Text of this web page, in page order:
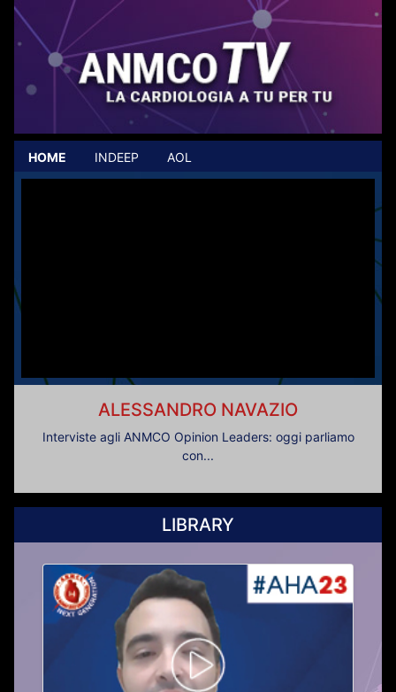
HOME INDEEP AOL
ALESSANDRO NAVAZIO
Interviste agli ANMCO Opinion Leaders: oggi parliamo
con...
LIBRARY